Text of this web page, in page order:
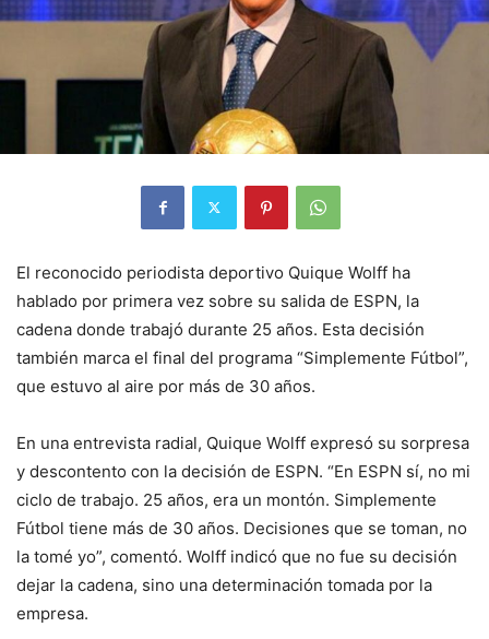
El reconocido periodista deportivo Quique Wolff ha
hablado por primera vez sobre su salida de ESPN, la
cadena donde trabajó durante 25 años. Esta decisión
también marca el final del programa “Simplemente Fútbol”,
que estuvo al aire por más de 30 años.
En una entrevista radial, Quique Wolff expresó su sorpresa
y descontento con la decisión de ESPN. “En ESPN sí, no mi
ciclo de trabajo. 25 años, era un montón. Simplemente
Fútbol tiene más de 30 años. Decisiones que se toman, no
la tomé yo”, comentó. Wolff indicó que no fue su decisión
dejar la cadena, sino una determinación tomada por la
empresa.